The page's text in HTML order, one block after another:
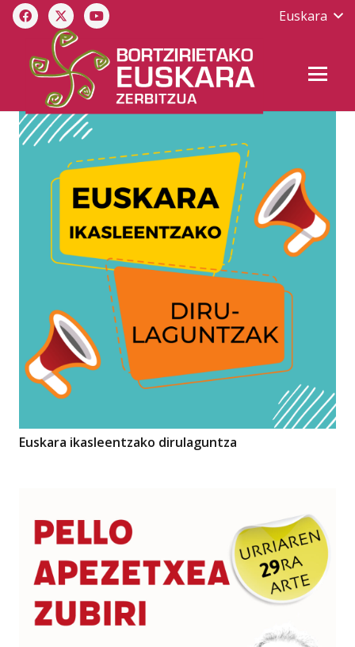
Euskara
Euskara ikasleentzako dirulaguntza